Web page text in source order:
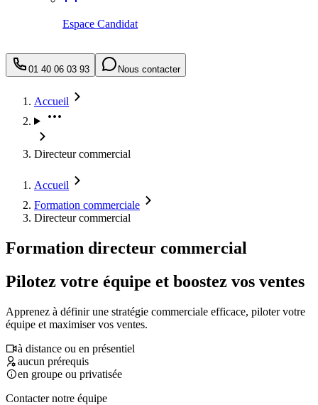
Espace Candidat
01 40 06 03 93 Nous contacter
Accueil
Directeur commercial
Accueil
Formation commerciale
Directeur commercial
Formation directeur commercial
Pilotez votre équipe et boostez vos ventes
Apprenez à définir une stratégie commerciale efficace, piloter votre
équipe et maximiser vos ventes.
à distance ou en présentiel
aucun prérequis
en groupe ou privatisée
Contacter notre équipe